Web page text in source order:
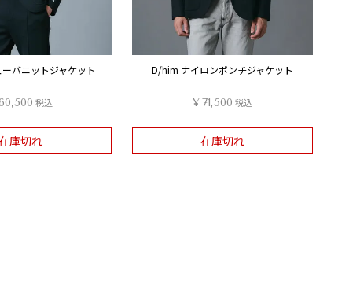
バニットジャケット
税込
庫切れ
D/him ナイロンポンチジャケット
¥71,500 税込
在庫切れ